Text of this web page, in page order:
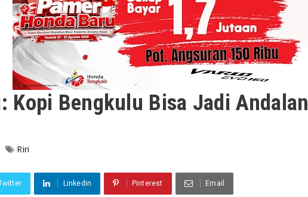
Kopi Bengkulu Bisa Jadi Andalan
Riri
Linkedin Pinterest Email